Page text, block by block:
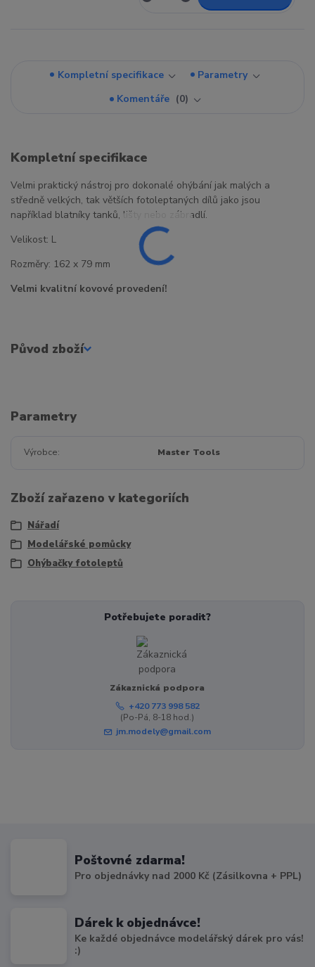
Kompletní specifikace
Parametry
Komentáře
0
Kompletní specifikace
Velmi praktický nástroj pro dokonalé ohýbání jak malých a
středně velkých, tak větších fotoleptaných dílů jako jsou
například blatníky tanků, lišty nebo zábradlí.
Velikost: L
Rozměry: 162 x 79 mm
Velmi kvalitní kovové provedení!
Původ zboží
Parametry
Výrobce Master Tools
Zboží zařazeno v kategoriích
Nářadí
Modelářské pomůcky
Ohýbačky fotoleptů
Potřebujete poradit?
Zákaznická podpora
+420 773 998 582
(Po-Pá, 8-18 hod.)
jm.modely@gmail.com
Poštovné zdarma!
Pro objednávky nad 2000 Kč (Zásilkovna + PPL)
Dárek k objednávce!
Ke každé objednávce modelářský dárek pro vás!
:)